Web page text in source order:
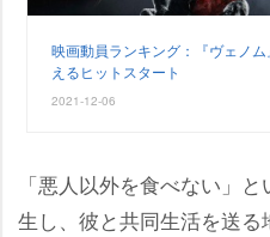
映画動員ランキング：『ヴェノ
えるヒットスタート
2021-12-06
「悪人以外を食べない」
生し、彼と共同生活を送